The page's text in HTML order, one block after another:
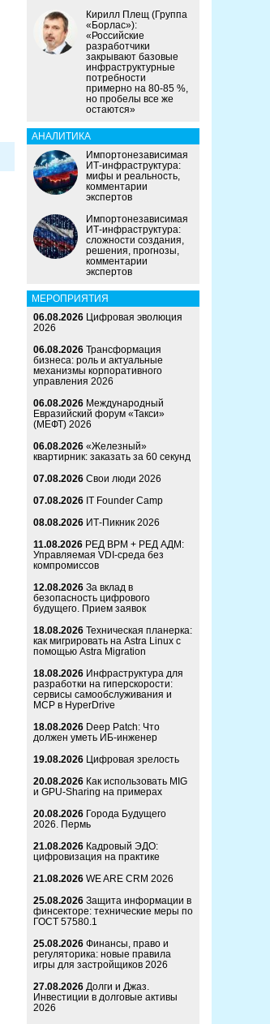
Кирилл Плещ (Группа
«Борлас»):
«Российские
разработчики
закрывают базовые
инфраструктурные
потребности
примерно на 80-85 %,
но пробелы все же
остаются»
АНАЛИТИКА
Импортонезависимая
ИТ-инфраструктура:
мифы и реальность,
комментарии
экспертов
Импортонезависимая
ИТ-инфраструктура:
сложности создания,
решения, прогнозы,
комментарии
экспертов
МЕРОПРИЯТИЯ
06.08.2026 Цифровая эволюция
2026
06.08.2026 Трансформация
бизнеса: роль и актуальные
механизмы корпоративного
управления 2026
06.08.2026 Международный
Евразийский форум «Такси»
(МЕФТ) 2026
06.08.2026 «Железный»
квартирник: заказать за 60 секунд
07.08.2026 Свои люди 2026
07.08.2026 IT Founder Camp
08.08.2026 ИТ-Пикник 2026
11.08.2026 РЕД ВРМ + РЕД АДМ:
Управляемая VDI-среда без
компромиссов
12.08.2026 За вклад в
безопасность цифрового
будущего. Прием заявок
18.08.2026 Техническая планерка:
как мигрировать на Astra Linux с
помощью Astra Migration
18.08.2026 Инфраструктура для
разработки на гиперскорости:
сервисы самообслуживания и
MCP в HyperDrive
18.08.2026 Deep Patch: Что
должен уметь ИБ-инженер
19.08.2026 Цифровая зрелость
20.08.2026 Как использовать MIG
и GPU-Sharing на примерах
20.08.2026 Города Будущего
2026. Пермь
21.08.2026 Кадровый ЭДО:
цифровизация на практике
21.08.2026 WE ARE CRM 2026
25.08.2026 Защита информации в
финсекторе: технические меры по
ГОСТ 57580.1
25.08.2026 Финансы, право и
регуляторика: новые правила
игры для застройщиков 2026
27.08.2026 Долги и Джаз.
Инвестиции в долговые активы
2026